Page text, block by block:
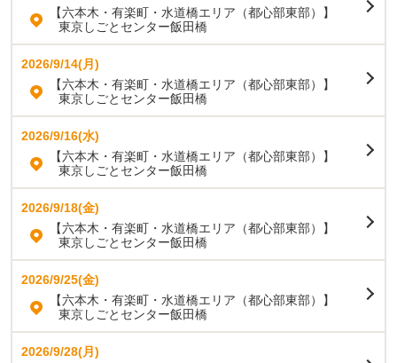
【六本木・有楽町・水道橋エリア（都心部東部）】
東京しごとセンター飯田橋
2026/9/14(月)
【六本木・有楽町・水道橋エリア（都心部東部）】
東京しごとセンター飯田橋
2026/9/16(水)
【六本木・有楽町・水道橋エリア（都心部東部）】
東京しごとセンター飯田橋
2026/9/18(金)
【六本木・有楽町・水道橋エリア（都心部東部）】
東京しごとセンター飯田橋
2026/9/25(金)
【六本木・有楽町・水道橋エリア（都心部東部）】
東京しごとセンター飯田橋
2026/9/28(月)